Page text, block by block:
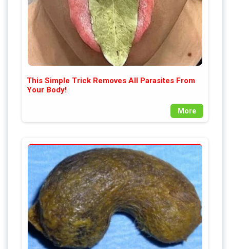
This Simple Trick Removes All Parasites From
Your Body!
More